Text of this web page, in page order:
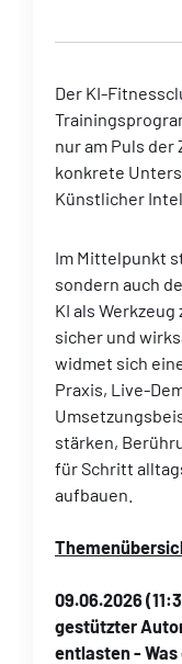
Der KI-
nur am Puls
konkrete
Künstlicher
Im Mittelpunkt
sondern auch
KI als
sicher und
widmet sich
Praxis, Live-
stärken,
für Schritt
aufbauen.
09.06.2026
gestützter
entlasten -